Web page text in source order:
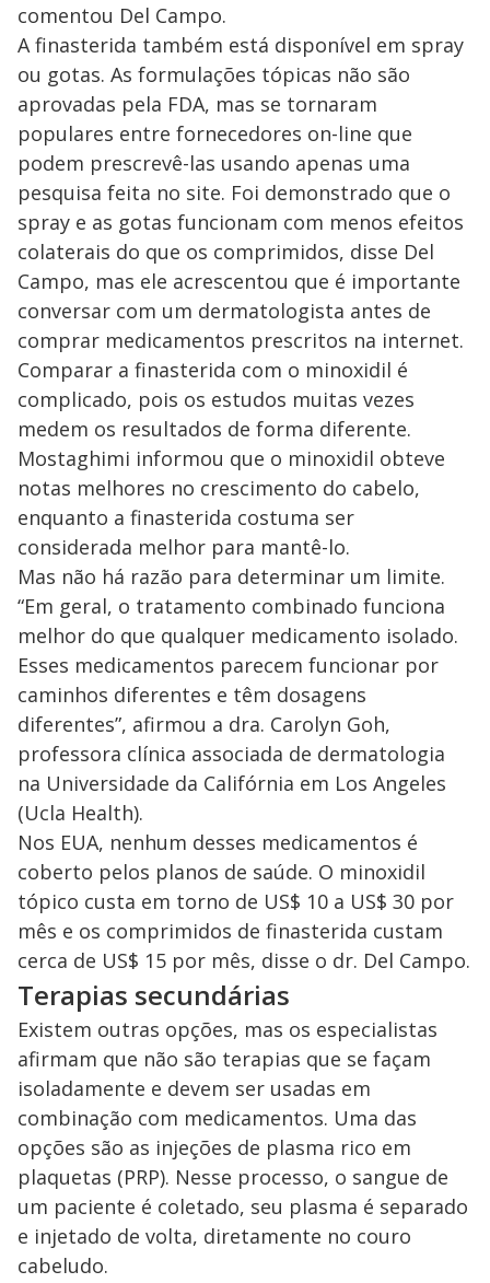
comentou Del Campo.
A finasterida também está disponível em spray
ou gotas. As formulações tópicas não são
aprovadas pela FDA, mas se tornaram
populares entre fornecedores on-line que
podem prescrevê-las usando apenas uma
pesquisa feita no site. Foi demonstrado que o
spray e as gotas funcionam com menos efeitos
colaterais do que os comprimidos, disse Del
Campo, mas ele acrescentou que é importante
conversar com um dermatologista antes de
comprar medicamentos prescritos na internet.
Comparar a finasterida com o minoxidil é
complicado, pois os estudos muitas vezes
medem os resultados de forma diferente.
Mostaghimi informou que o minoxidil obteve
notas melhores no crescimento do cabelo,
enquanto a finasterida costuma ser
considerada melhor para mantê-lo.
Mas não há razão para determinar um limite.
“Em geral, o tratamento combinado funciona
melhor do que qualquer medicamento isolado.
Esses medicamentos parecem funcionar por
caminhos diferentes e têm dosagens
diferentes”, afirmou a dra. Carolyn Goh,
professora clínica associada de dermatologia
na Universidade da Califórnia em Los Angeles
(Ucla Health).
Nos EUA, nenhum desses medicamentos é
coberto pelos planos de saúde. O minoxidil
tópico custa em torno de US$ 10 a US$ 30 por
mês e os comprimidos de finasterida custam
cerca de US$ 15 por mês, disse o dr. Del Campo.
Terapias secundárias
Existem outras opções, mas os especialistas
afirmam que não são terapias que se façam
isoladamente e devem ser usadas em
combinação com medicamentos. Uma das
opções são as injeções de plasma rico em
plaquetas (PRP). Nesse processo, o sangue de
um paciente é coletado, seu plasma é separado
e injetado de volta, diretamente no couro
cabeludo.